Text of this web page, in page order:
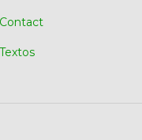
Contact
Textos